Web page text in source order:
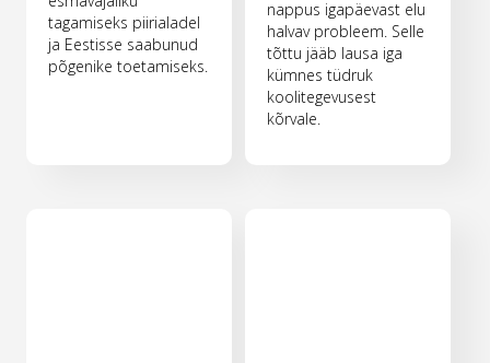
tagamiseks piirialadel
ja Eestisse saabunud
põgenike toetamiseks.
nappus igapäevast elu
halvav probleem. Selle
tõttu jääb lausa iga
kümnes tüdruk
koolitegevusest
kõrvale.